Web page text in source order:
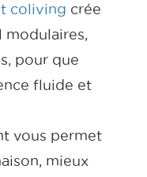
coliving crée
modulaires,
pour que
fluide et
vous permet
mieux